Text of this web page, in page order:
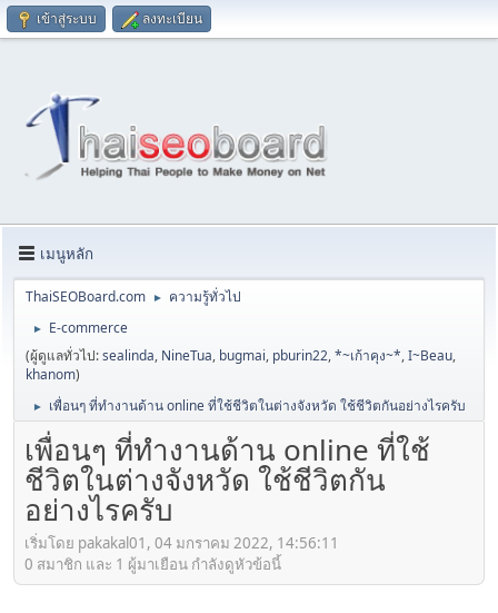
เข้าสู่ระบบ ลงทะเบียน
เมนูหลัก
ThaiSEOBoard.com ► ความรู้ทั่วไป
►
E-commerce
(ผู้ดูแลทั่วไป:sealinda, NineTua, bugmai, pburin22,*~เก้าคุง~*,I~Beau,
khanom)
► เพื่อนๆ ที่ทำงานด้าน online ที่ใช้ชีวิตในต่างจังหวัด ใช้ชีวิตกันอย่างไรครับ
เพื่อนๆ ที่ทำงานด้าน online ที่ใช้
ชีวิตในต่างจังหวัด ใช้ชีวิตกัน
อย่างไรครับ
เริ่มโดย pakakal01, 04 มกราคม 2022, 14:56:11
0 สมาชิก และ 1 ผู้มาเยือน กำลังดูหัวข้อนี้